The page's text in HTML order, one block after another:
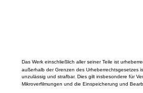
Das Werk einschließlich aller seiner Teile ist
außerhalb der Grenzen des Urheberrechtsgesetzes
unzulässig und strafbar. Dies gilt insbesondere für
Mikroverfilmungen und die Einspeicherung und